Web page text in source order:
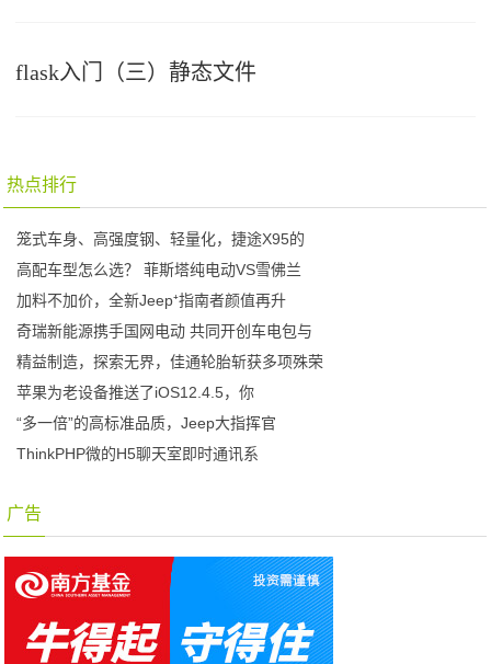
flask入门（三）静态文件
热点排行
笼式车身、高强度钢、轻量化，捷途X95的
高配车型怎么选？ 菲斯塔纯电动VS雪佛兰
加料不加价，全新Jeep⁺指南者颜值再升
奇瑞新能源携手国网电动 共同开创车电包与
精益制造，探索无界，佳通轮胎斩获多项殊荣
苹果为老设备推送了iOS12.4.5，你
“多一倍”的高标准品质，Jeep大指挥官
ThinkPHP微的H5聊天室即时通讯系
广告